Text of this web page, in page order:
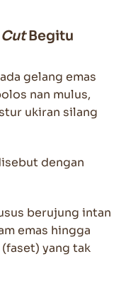
Begitu
gelang emas
nan mulus,
ukiran silang
dengan
berujung intan
emas hingga
yang tak